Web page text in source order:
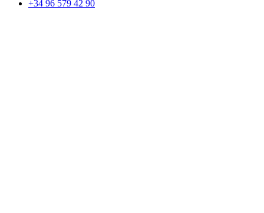
+34 96 579 42 90